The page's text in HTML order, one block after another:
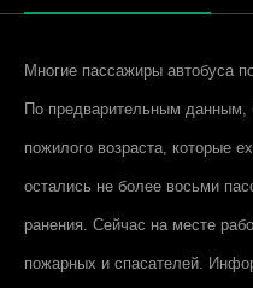
Многие пассажиры автобуса
По предварительным
пожилого возраста, которые
остались не более восьми
ранения. Сейчас на месте
пожарных и спасателей.